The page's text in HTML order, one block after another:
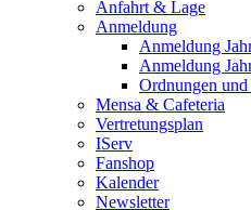
Anfahrt & Lage
Anmeldung
Anmeldung
Anmeldung
Ordnungen
Mensa & Cafeteria
Vertretungsplan
IServ
Fanshop
Kalender
Newsletter